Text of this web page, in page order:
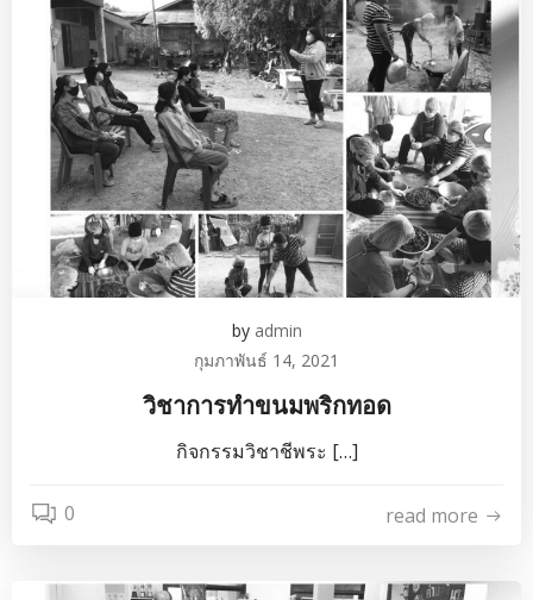
by admin
กุมภาพันธ์ 14, 2021
วิชาการทำขนมพริกทอด
กิจกรรมวิชาชีพระ […]
0 read more